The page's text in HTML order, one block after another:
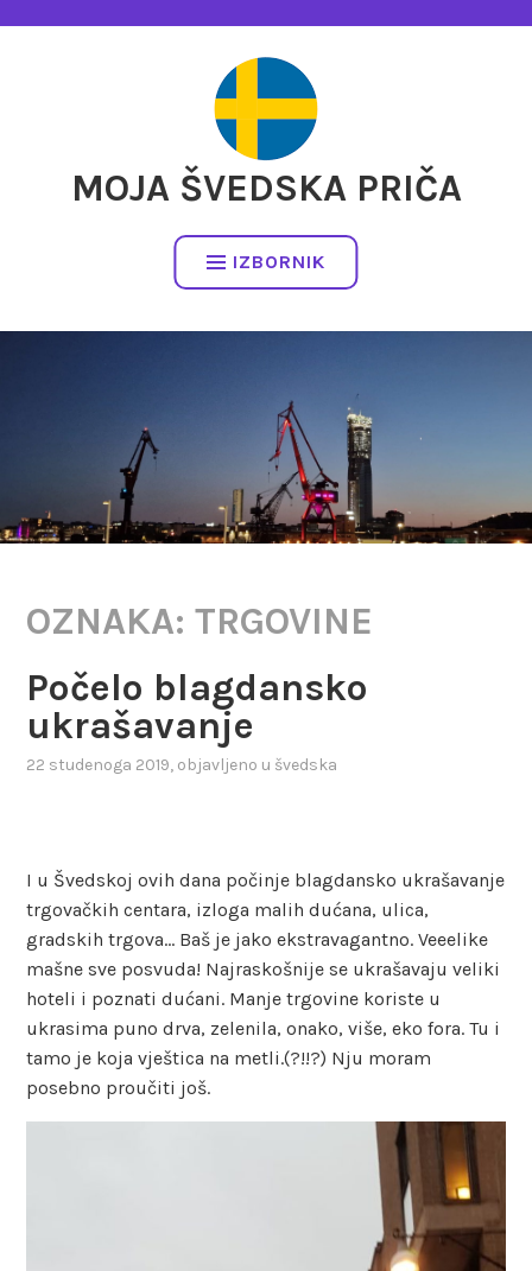
MOJA ŠVEDSKA PRIČA
IZBORNIK
OZNAKA:TRGOVINE
Počelo blagdansko
ukrašavanje
22 studenoga 2019, objavljeno u švedska
I u Švedskoj ovih dana počinje blagdansko ukrašavanje
trgovačkih centara, izloga malih dućana, ulica,
gradskih trgova… Baš je jako ekstravagantno. Veeelike
mašne sve posvuda! Najraskošnije se ukrašavaju veliki
hoteli i poznati dućani. Manje trgovine koriste u
ukrasima puno drva, zelenila, onako, više, eko fora. Tu i
tamo je koja vještica na metli.(?!!?) Nju moram
posebno proučiti još.